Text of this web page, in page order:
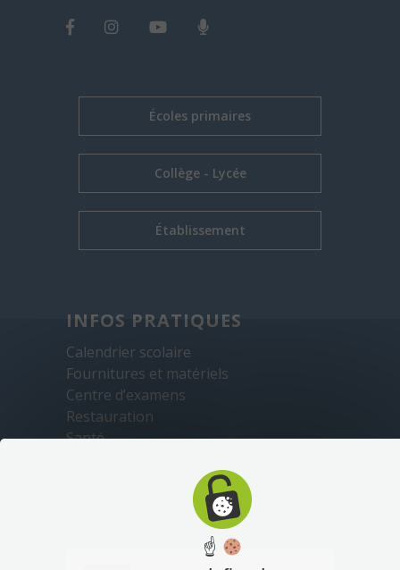
Écoles primaires
Collège - Lycée
Établissement
INFOS PRATIQUES
Calendrier scolaire
Fournitures et matériels
Centre d’examens
Restauration
Santé
☝